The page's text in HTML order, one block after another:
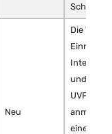
Neu
Die
und
UVPG.
einer